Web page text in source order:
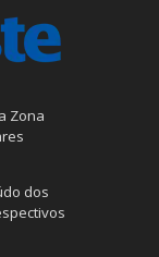
Zona
dos